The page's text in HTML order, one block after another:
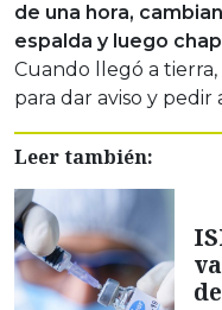
de una hora,
espalda y luego
Cuando llegó a tierra,
para dar aviso y pedir
Leer también: